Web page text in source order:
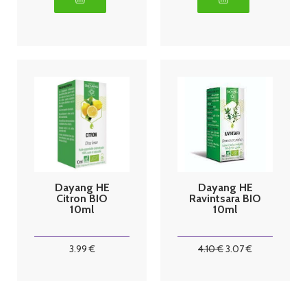
Dayang HE
Citron BIO
10ml
3.99€
Dayang HE
Ravintsara BIO
10ml
4.10€3.07€